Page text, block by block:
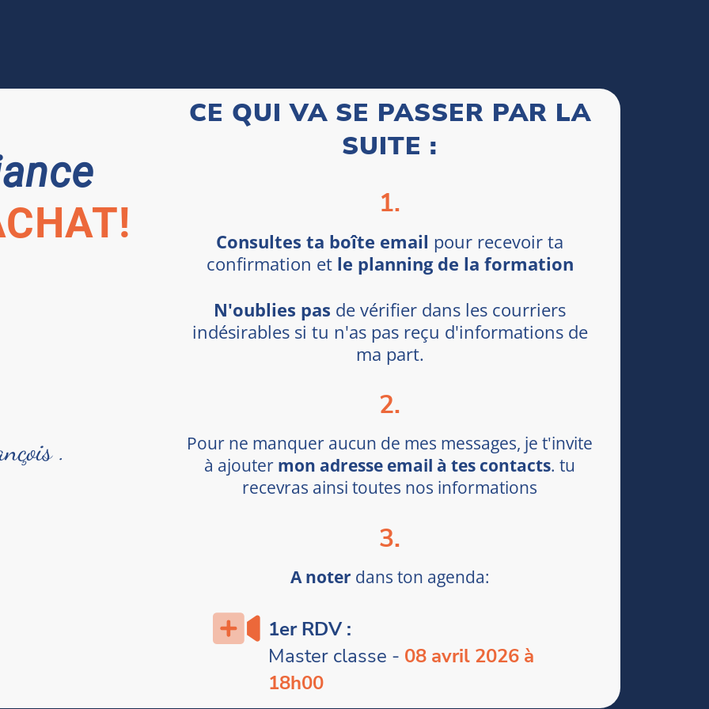
.
CE QUI VA SE PASSER PAR LA
SUITE :
1.
Consultes ta boîte email pour recevoir ta
confirmation et le planning de la formation
N'oublies pas de vérifier dans les courriers
indésirables si tu n'as pas reçu d'informations de
ma part.
2.
Pour ne manquer aucun de mes messages, je t'invite
à ajouter mon adresse email à tes contacts. tu
recevras ainsi toutes nos informations
3.
A noter dans ton agenda:
1er RDV :
Master classe - 08 avril 2026 à
18h00